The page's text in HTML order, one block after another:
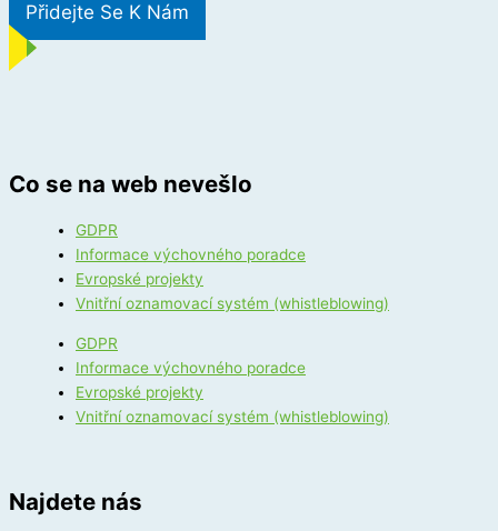
Přidejte Se K Nám
Co se na web nevešlo
GDPR
Informace výchovného poradce
Evropské projekty
Vnitřní oznamovací systém (whistleblowing)
GDPR
Informace výchovného poradce
Evropské projekty
Vnitřní oznamovací systém (whistleblowing)
Najdete nás